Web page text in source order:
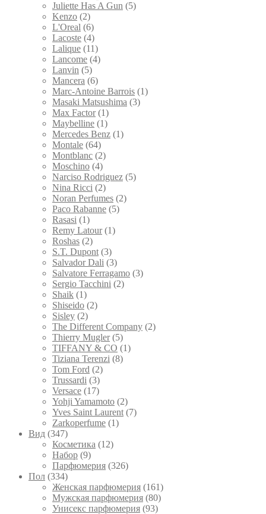
Juliette Has A Gun (5)
Kenzo (2)
L'Oreal (6)
Lacoste (4)
Lalique (11)
Lancome (4)
Lanvin (5)
Mancera (6)
Marc-Antoine Barrois (1)
Masaki Matsushima (3)
Max Factor (1)
Maybelline (1)
Mercedes Benz (1)
Montale (64)
Montblanc (2)
Moschino (4)
Narciso Rodriguez (5)
Nina Ricci (2)
Noran Perfumes (2)
Paco Rabanne (5)
Rasasi (1)
Remy Latour (1)
Roshas (2)
S.T. Dupont (3)
Salvador Dali (3)
Salvatore Ferragamo (3)
Sergio Tacchini (2)
Shaik (1)
Shiseido (2)
Sisley (2)
The Different Company (2)
Thierry Mugler (5)
TIFFANY & CO (1)
Tiziana Terenzi (8)
Tom Ford (2)
Trussardi (3)
Versace (17)
Yohji Yamamoto (2)
Yves Saint Laurent (7)
Zarkoperfume (1)
Вид (347)
Косметика (12)
Набор (9)
Парфюмерия (326)
Пол (334)
Женская парфюмерия (161)
Мужская парфюмерия (80)
Унисекс парфюмерия (93)